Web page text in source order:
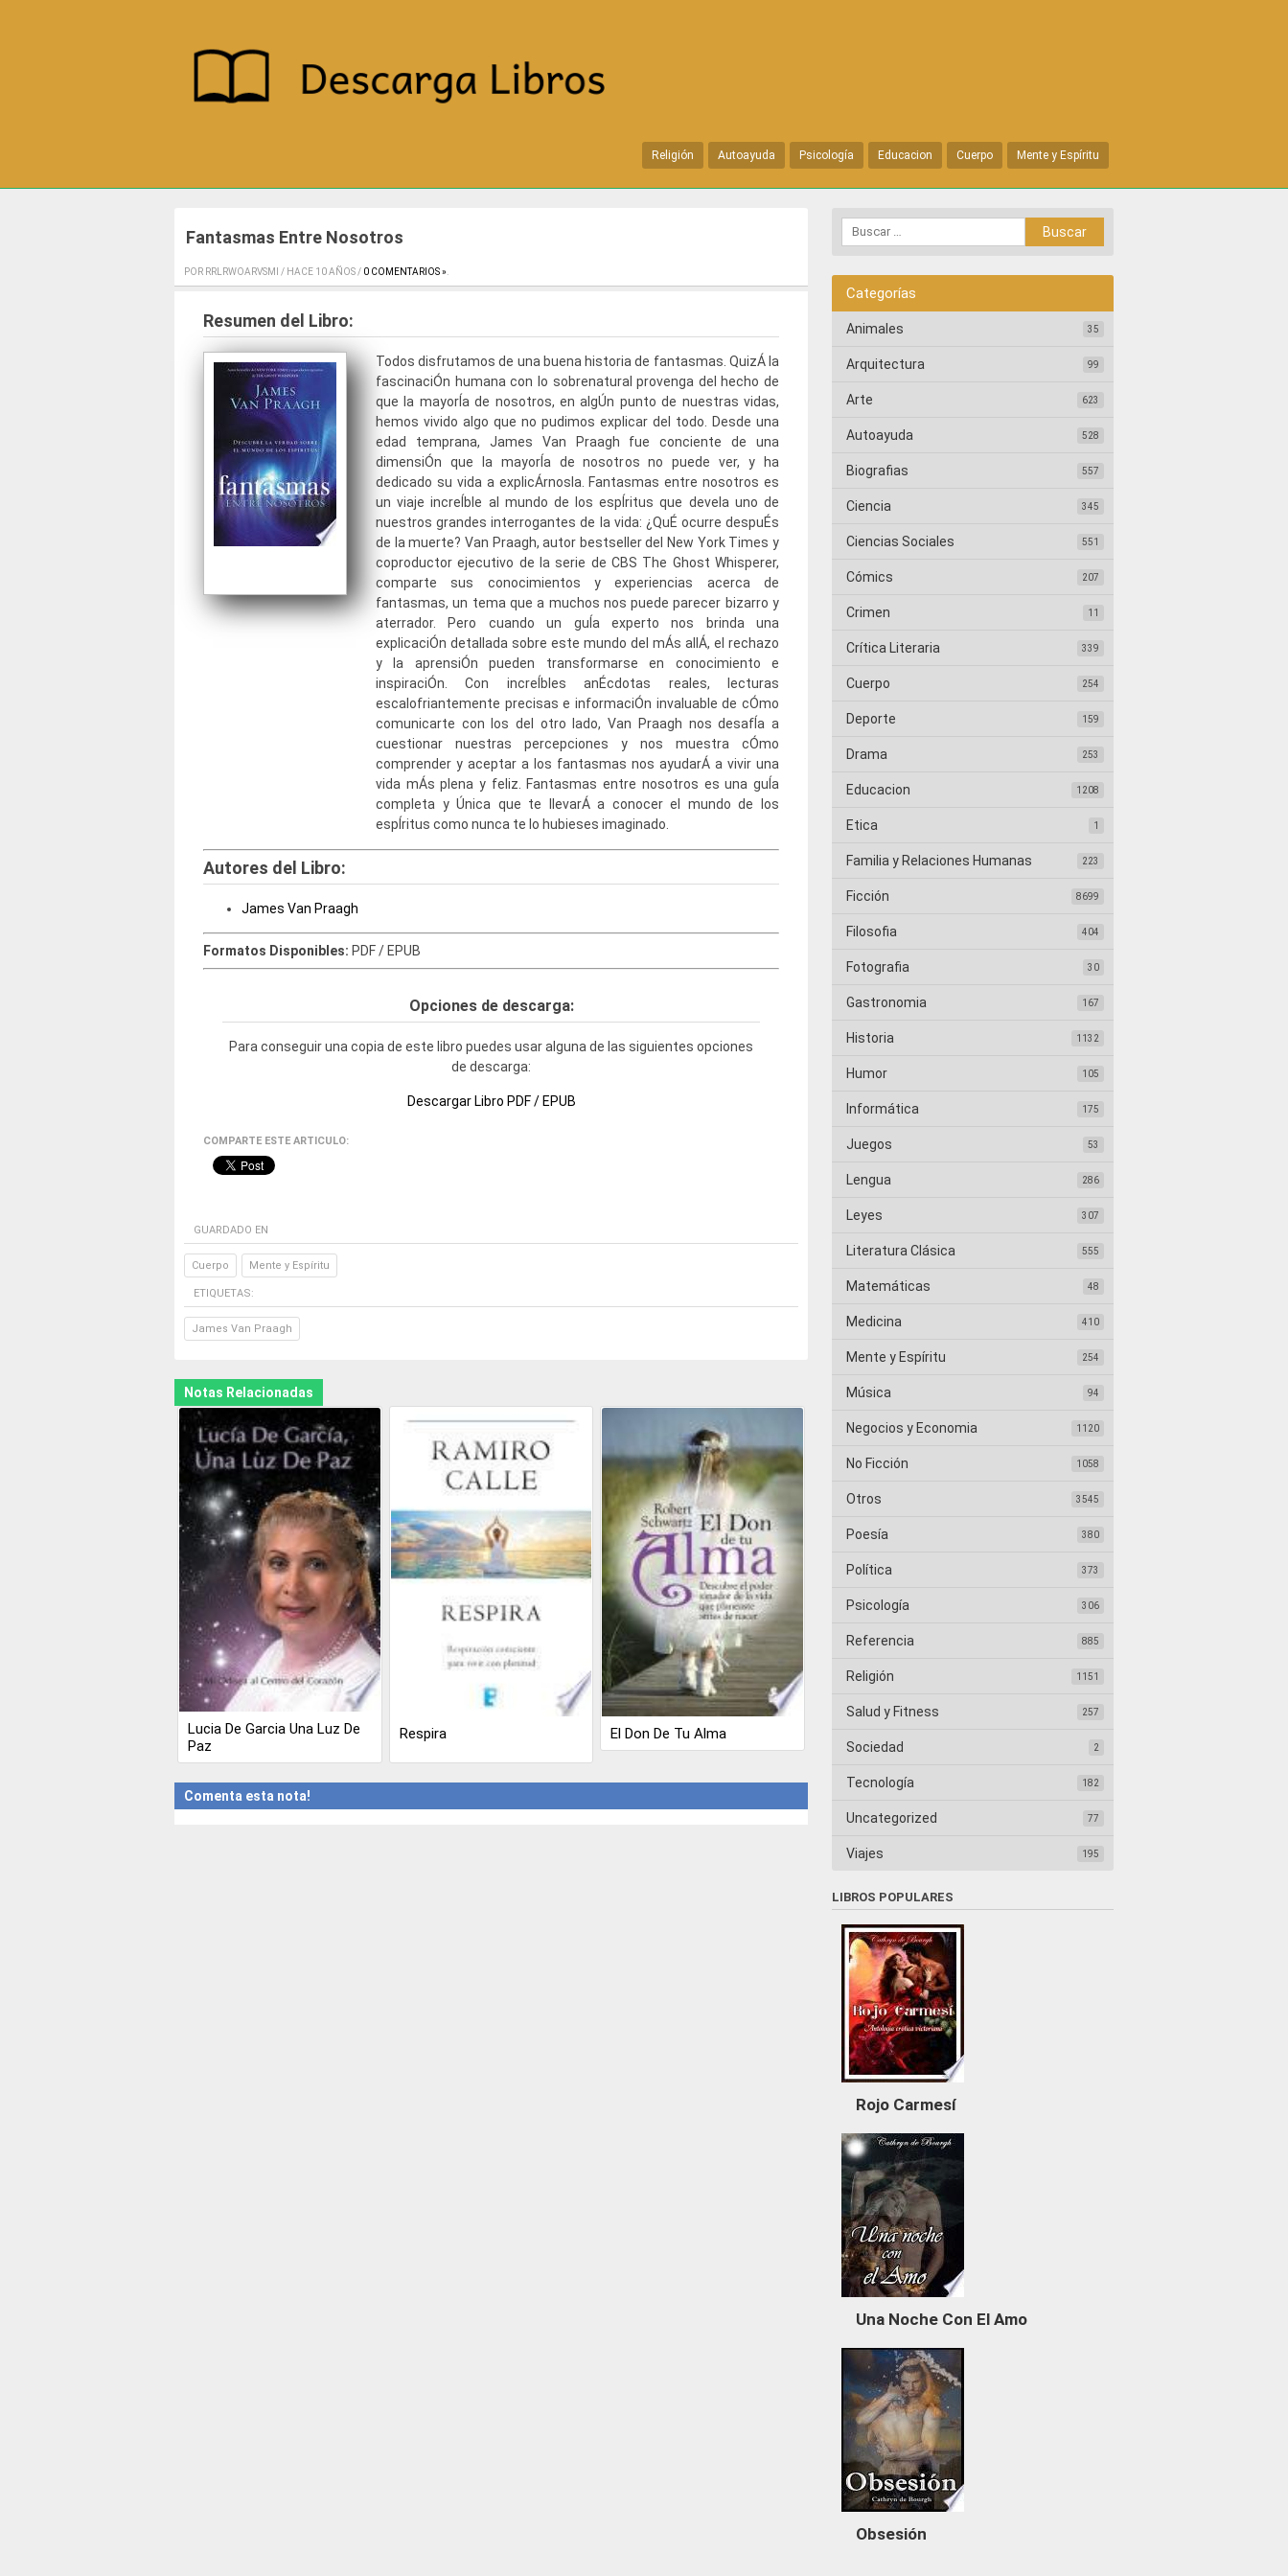
Religión Autoayuda Psicología Educacion Cuerpo Mente y Espíritu
Fantasmas Entre Nosotros
POR RRLRWOARVSMI / HACE 10 AÑOS / 0 COMENTARIOS »
Resumen del Libro:
Todos disfrutamos de una buena historia de fantasmas. QuizÁ la
fascinaciÓn humana con lo sobrenatural provenga del hecho de
que la mayorÍa de nosotros, en algÚn punto de nuestras vidas,
hemos vivido algo que no pudimos explicar del todo. Desde una
edad temprana, James Van Praagh fue conciente de una
dimensiÓn que la mayorÍa de nosotros no puede ver, y ha
dedicado su vida a explicÁrnosla. Fantasmas entre nosotros es
un viaje increÍble al mundo de los espÍritus que devela uno de
nuestros grandes interrogantes de la vida: ¿QuÉ ocurre despuÉs
de la muerte? Van Praagh, autor bestseller del New York Times y
coproductor ejecutivo de la serie de CBS The Ghost Whisperer,
comparte sus conocimientos y experiencias acerca de
fantasmas, un tema que a muchos nos puede parecer bizarro y
aterrador. Pero cuando un guÍa experto nos brinda una
explicaciÓn detallada sobre este mundo del mÁs allÁ, el rechazo
y la aprensiÓn pueden transformarse en conocimiento e
inspiraciÓn. Con increÍbles anÉcdotas reales, lecturas
escalofriantemente precisas e informaciÓn invaluable de cÓmo
comunicarte con los del otro lado, Van Praagh nos desafÍa a
cuestionar nuestras percepciones y nos muestra cÓmo
comprender y aceptar a los fantasmas nos ayudarÁ a vivir una
vida mÁs plena y feliz. Fantasmas entre nosotros es una guÍa
completa y Única que te llevarÁ a conocer el mundo de los
espÍritus como nunca te lo hubieses imaginado.
Autores del Libro:
James Van Praagh
Formatos Disponibles: PDF / EPUB
Opciones de descarga:
Para conseguir una copia de este libro puedes usar alguna de las siguientes opciones
de descarga:
Descargar Libro PDF / EPUB
COMPARTE ESTE ARTICULO:
GUARDADO EN
Cuerpo Mente y Espíritu
ETIQUETAS:
James Van Praagh
Notas Relacionadas
Lucia De Garcia Una Luz De
Paz
Respira El Don De Tu Alma
Comenta esta nota!
Categorías
Animales 35
Arquitectura 99
Arte 623
Autoayuda 528
Biografias 557
Ciencia 345
Ciencias Sociales 551
Cómics 207
Crimen 11
Crítica Literaria 339
Cuerpo 254
Deporte 159
Drama 253
Educacion 1208
Etica 1
Familia y Relaciones Humanas 223
Ficción 8699
Filosofia 404
Fotografia 30
Gastronomia 167
Historia 1132
Humor 105
Informática 175
Juegos 53
Lengua 286
Leyes 307
Literatura Clásica 555
Matemáticas 48
Medicina 410
Mente y Espíritu 254
Música 94
Negocios y Economia 1120
No Ficción 1058
Otros 3545
Poesía 380
Política 373
Psicología 306
Referencia 885
Religión 1151
Salud y Fitness 257
Sociedad 2
Tecnología 182
Uncategorized 77
Viajes 195
LIBROS POPULARES
Rojo Carmesí
Una Noche Con El Amo
Obsesión